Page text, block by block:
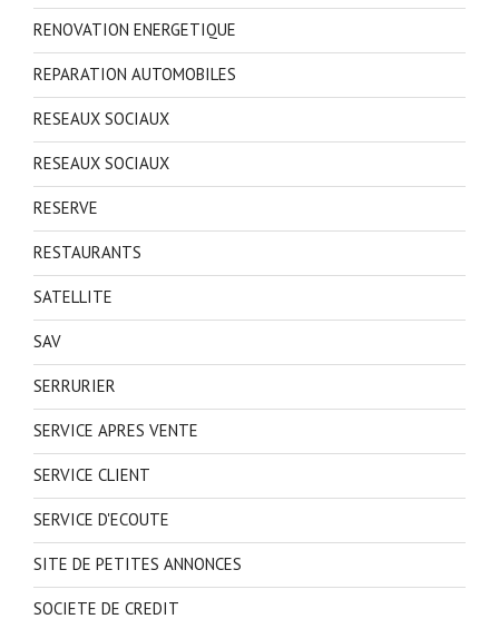
RENOVATION ENERGETIQUE
REPARATION AUTOMOBILES
RESEAUX SOCIAUX
RESEAUX SOCIAUX
RESERVE
RESTAURANTS
SATELLITE
SAV
SERRURIER
SERVICE APRES VENTE
SERVICE CLIENT
SERVICE D'ECOUTE
SITE DE PETITES ANNONCES
SOCIETE DE CREDIT